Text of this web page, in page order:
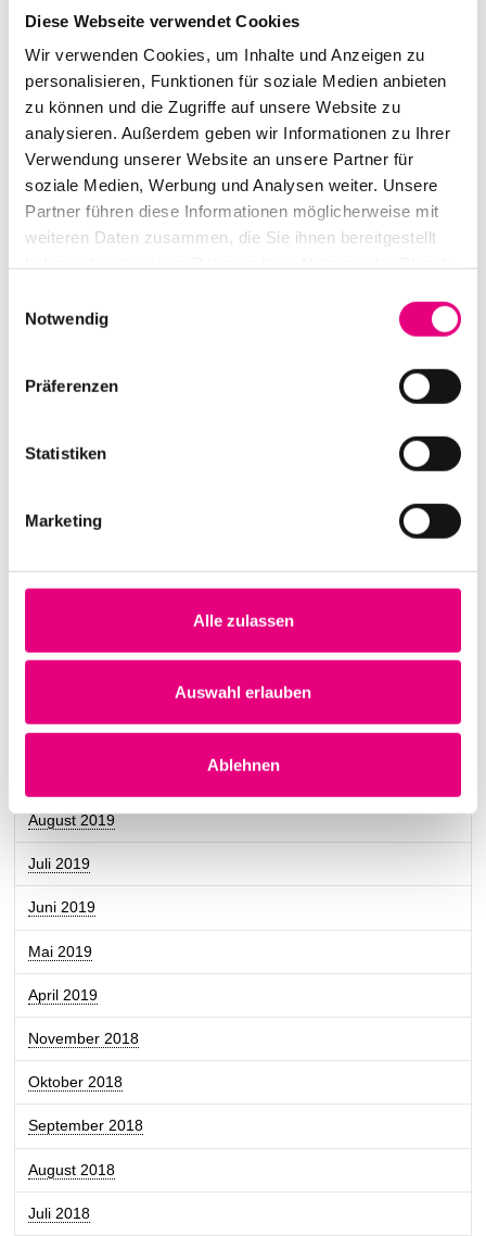
Diese Webseite verwendet Cookies
Wir verwenden Cookies, um Inhalte und Anzeigen zu
personalisieren, Funktionen für soziale Medien anbieten
zu können und die Zugriffe auf unsere Website zu
analysieren. Außerdem geben wir Informationen zu Ihrer
Verwendung unserer Website an unsere Partner für
soziale Medien, Werbung und Analysen weiter. Unsere
Partner führen diese Informationen möglicherweise mit
weiteren Daten zusammen, die Sie ihnen bereitgestellt
Notwendig
Präferenzen
Statistiken
Marketing
Alle zulassen
Auswahl erlauben
Ablehnen
April 2021
Februar 2021
Dezember 2020
August 2020
Mai 2020
Oktober 2019
August 2019
Juli 2019
Juni 2019
Mai 2019
April 2019
November 2018
Oktober 2018
September 2018
August 2018
Juli 2018